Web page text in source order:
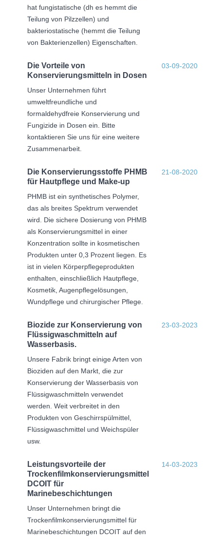
hat fungistatische (dh es hemmt die
Teilung von Pilzzellen) und
bakteriostatische (hemmt die Teilung
von Bakterienzellen) Eigenschaften.
03-09-2020
Die Vorteile von
Konservierungsmitteln in Dosen
Unser Unternehmen führt
umweltfreundliche und
formaldehydfreie Konservierung und
Fungizide in Dosen ein. Bitte
kontaktieren Sie uns für eine weitere
Zusammenarbeit.
21-08-2020
Die Konservierungsstoffe PHMB
für Hautpflege und Make-up
PHMB ist ein synthetisches Polymer,
das als breites Spektrum verwendet
wird. Die sichere Dosierung von PHMB
als Konservierungsmittel in einer
Konzentration sollte in kosmetischen
Produkten unter 0,3 Prozent liegen. Es
ist in vielen Körperpflegeprodukten
enthalten, einschließlich Hautpflege,
Kosmetik, Augenpflegelösungen,
Wundpflege und chirurgischer Pflege.
23-03-2023
Biozide zur Konservierung von
Flüssigwaschmitteln auf
Wasserbasis.
Unsere Fabrik bringt einige Arten von
Bioziden auf den Markt, die zur
Konservierung der Wasserbasis von
Flüssigwaschmitteln verwendet
werden. Weit verbreitet in den
Produkten von Geschirrspülmittel,
Flüssigwaschmittel und Weichspüler
usw.
14-03-2023
Leistungsvorteile der
Trockenfilmkonservierungsmittel
DCOIT für
Marinebeschichtungen
Unser Unternehmen bringt die
Trockenfilmkonservierungsmittel für
Marinebeschichtungen DCOIT auf den